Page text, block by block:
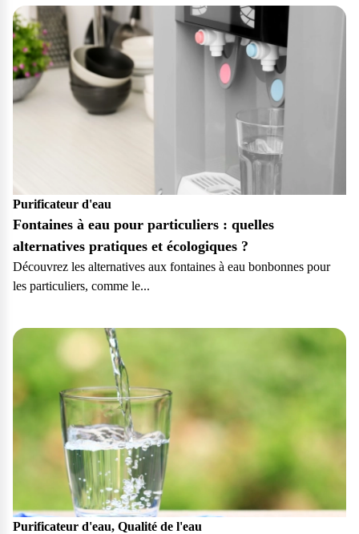
Purificateur d'eau
Fontaines à eau pour particuliers : quelles
alternatives pratiques et écologiques ?
Découvrez les alternatives aux fontaines à eau bonbonnes pour
les particuliers, comme le...
Purificateur d'eau, Qualité de l'eau